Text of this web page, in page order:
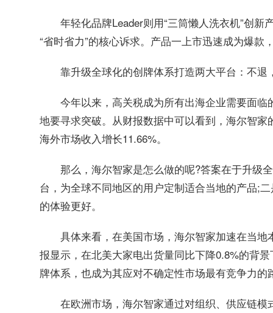
年轻化品牌Leader则用“三筒懒人洗衣机”创新
“省时省力”的核心诉求。产品一上市迅速成为爆
靠升级全球化的创牌体系打造两大平台：不退
今年以来，高关税成为所有出海企业需要面
地要寻求突破。从财报数据中可以看到，海尔智
海外市场收入增长11.66%。
那么，海尔智家是怎么做的呢?答案在于升级
台，为全球不同地区的用户定制适合当地的产品;
的体验更好。
具体来看，在美国市场，海尔智家加速在当
报显示，在北美大家电出货量同比下降0.8%的背
牌体系，也成为其应对不确定性市场最有竞争力的
在欧洲市场，海尔智家通过对组织、供应链